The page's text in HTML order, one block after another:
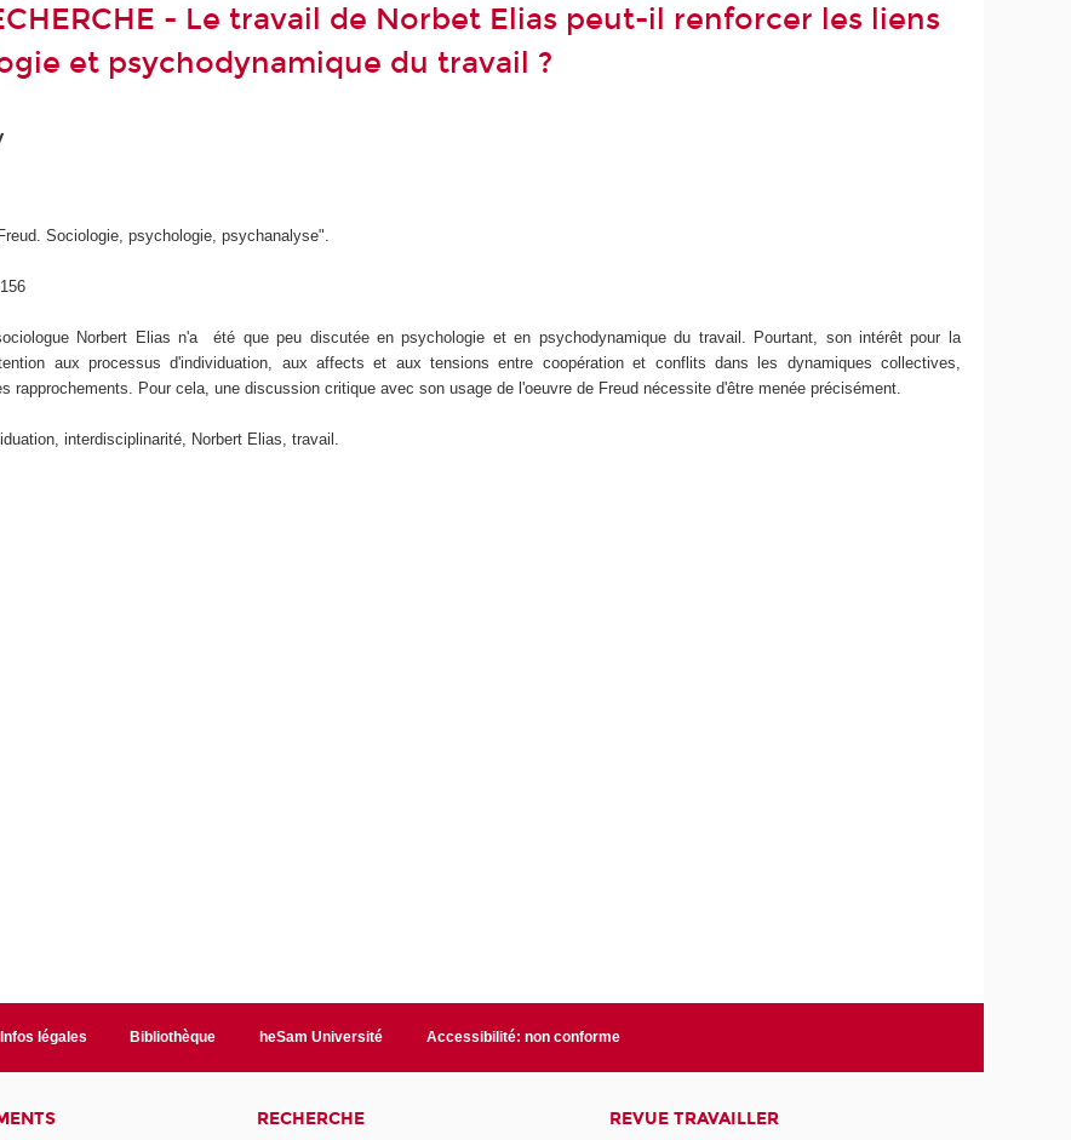
- Le travail de Norbet Elias peut-il renforcer les liens
et psychodynamique du travail ?
Sociologie, psychologie, psychanalyse".
Norbert Elias n'a été que peu discutée en psychologie et en psychodynamique du travail. Pourtant, son intérêt pour la
aux processus d'individuation, aux affects et aux tensions entre coopération et conflits dans les dynamiques collectives,
rapprochements. Pour cela, une discussion critique avec son usage de l'oeuvre de Freud nécessite d'être menée précisément.
interdisciplinarité, Norbert Elias, travail.
Infos légales Bibliothèque heSam Université Accessibilité: non conforme
RECHERCHE REVUE TRAVAILLER